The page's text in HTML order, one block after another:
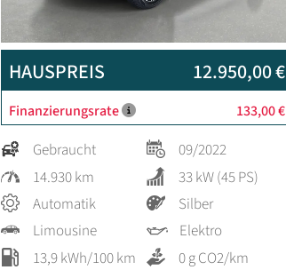
HAUSPREIS 12.950,00 €
Finanzierungsrate 133,00 €
Gebraucht
09/2022
14.930 km
33 kW (45 PS)
Automatik
Silber
Limousine
Elektro
13,9 kWh/100 km
0 g CO2/km